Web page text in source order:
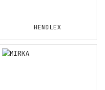
HENDLEX